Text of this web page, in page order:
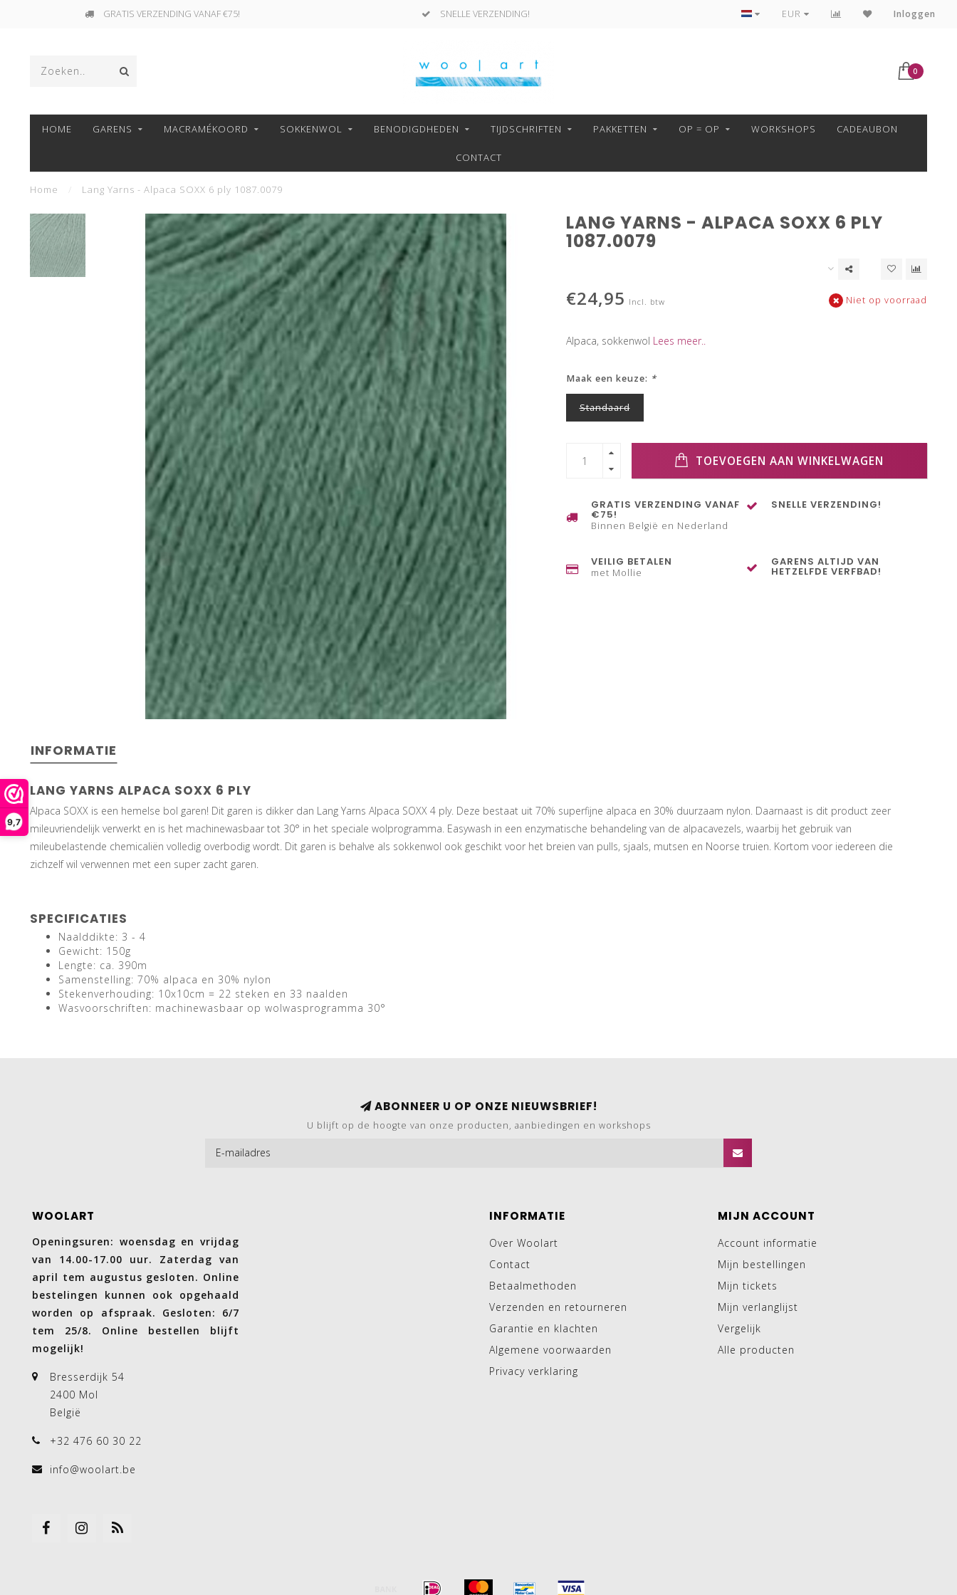
9,7
GRATIS VERZENDING VANAF €75! SNELLE VERZENDING! VEILIG BETALEN MET MOLLIE!
EUR Inloggen
0
HOME GARENS MACRAMÉKOORD SOKKENWOL BENODIGDHEDEN TIJDSCHRIFTEN PAKKETTEN OP = OP WORKSHOPS CADEAUBON
CONTACT
Home Lang Yarns - Alpaca SOXX 6 ply 1087.0079
LANG YARNS - ALPACA SOXX 6 PLY
1087.0079
€24,95 Incl. btw Niet op voorraad
Alpaca, sokkenwol Lees meer..
Maak een keuze: *
Standaard
TOEVOEGEN AAN WINKELWAGEN
GRATIS VERZENDING VANAF
€75!
Binnen België en Nederland
SNELLE VERZENDING!
VEILIG BETALEN
met Mollie
GARENS ALTIJD VAN
HETZELFDE VERFBAD!
INFORMATIE
LANG YARNS ALPACA SOXX 6 PLY
Alpaca SOXX is een hemelse bol garen! Dit garen is dikker dan Lang Yarns Alpaca SOXX 4 ply. Deze bestaat uit 70% superfijne alpaca en 30% duurzaam nylon. Daarnaast is dit product zeer
mileuvriendelijk verwerkt en is het machinewasbaar tot 30° in het speciale wolprogramma. Easywash in een enzymatische behandeling van de alpacavezels, waarbij het gebruik van
mileubelastende chemicaliën volledig overbodig wordt. Dit garen is behalve als sokkenwol ook geschikt voor het breien van pulls, sjaals, mutsen en Noorse truien. Kortom voor iedereen die
zichzelf wil verwennen met een super zacht garen.
SPECIFICATIES
Naalddikte: 3 - 4
Gewicht: 150g
Lengte: ca. 390m
Samenstelling: 70% alpaca en 30% nylon
Stekenverhouding: 10x10cm = 22 steken en 33 naalden
Wasvoorschriften: machinewasbaar op wolwasprogramma 30°
ABONNEER U OP ONZE NIEUWSBRIEF!
U blijft op de hoogte van onze producten, aanbiedingen en workshops
WOOLART
Openingsuren: woensdag en vrijdag
van 14.00-17.00 uur. Zaterdag van
april tem augustus gesloten. Online
bestelingen kunnen ook opgehaald
worden op afspraak. Gesloten: 6/7
tem 25/8. Online bestellen blijft
mogelijk!
Bresserdijk 54
2400 Mol
België
+32 476 60 30 22
info@woolart.be
INFORMATIE
Over Woolart
Contact
Betaalmethoden
Verzenden en retourneren
Garantie en klachten
Algemene voorwaarden
Privacy verklaring
MIJN ACCOUNT
Account informatie
Mijn bestellingen
Mijn tickets
Mijn verlanglijst
Vergelijk
Alle producten